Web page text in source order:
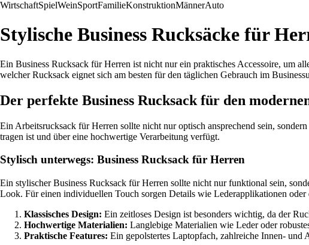
WirtschaftSpielWeinSportFamilieKonstruktionMännerAuto
Stylische Business Rucksäcke für
Ein Business Rucksack für Herren ist nicht nur ein praktisches Accessoire, um
welcher Rucksack eignet sich am besten für den täglichen Gebrauch im
Der perfekte Business Rucksack für den
Ein Arbeitsrucksack für Herren sollte nicht nur optisch ansprechend sein,
tragen ist und über eine hochwertige Verarbeitung verfügt.
Stylisch unterwegs: Business Rucksack für Herren
Ein stylischer Business Rucksack für Herren sollte nicht nur funktional sein,
Look. Für einen individuellen Touch sorgen Details wie Lederapplikationen oder
Klassisches Design: Ein zeitloses Design ist besonders wichtig, da der
Hochwertige Materialien: Langlebige Materialien wie Leder oder
Praktische Features: Ein gepolstertes Laptopfach, zahlreiche Innen- und